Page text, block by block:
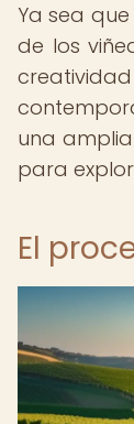
Ya sea
de los
una
para
El